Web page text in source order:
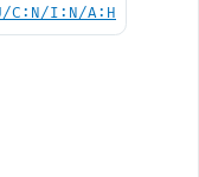
C:N/I:N/A:H